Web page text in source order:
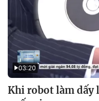
03:20
Khi robot làm dấy